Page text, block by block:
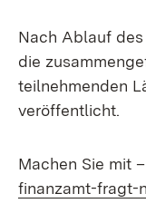
Nach Ablauf
die
teilnehmenden
veröffentlicht.
Machen Sie mit
finanzamt-fragt-